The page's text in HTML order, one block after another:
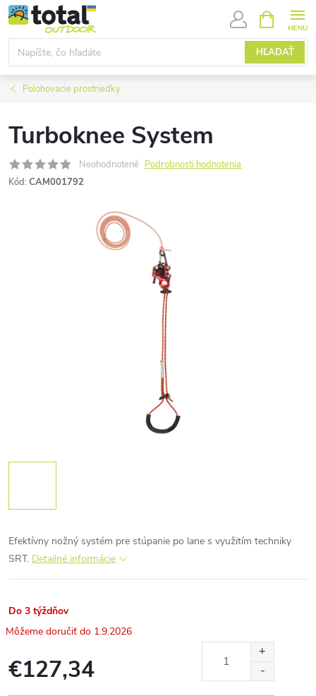
Prejsť
na
obsah
HĽADAŤ
KOŠÍK
Polohovacie prostriedky
Turboknee System
Neohodnotené Podrobnosti hodnotenia
Kód: CAM001792
Efektívny nožný systém pre stúpanie po lane s využitím techniky
SRT. Detailné informácie
Do 3 týždňov
1.9.2026
€127,34